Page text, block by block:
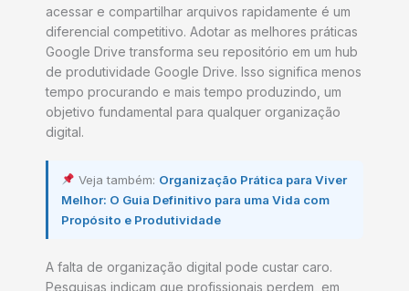
acessar e compartilhar arquivos rapidamente é um
diferencial competitivo. Adotar as melhores práticas
Google Drive transforma seu repositório em um hub
de produtividade Google Drive. Isso significa menos
tempo procurando e mais tempo produzindo, um
objetivo fundamental para qualquer organização
digital.
Veja também: Organização Prática para Viver
Melhor: O Guia Definitivo para uma Vida com
Propósito e Produtividade
A falta de organização digital pode custar caro.
Pesquisas indicam que profissionais perdem, em